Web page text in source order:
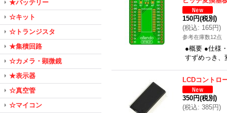
★バッテリー
☆キット
☆トランジスタ
★集積回路
☆カメラ・顕微鏡
★表示器
☆真空管
☆マイコン
150円(税別)
(税込: 165円)
参考在庫数12点
●概要 ●仕様
すずめっき、
LCDコントロ
350円(税別)
(税込: 385円)